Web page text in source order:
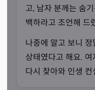
노력으로 갈고 닦은
선생님께서는 본격적
난 베테랑이십니다. 벽
고, 남자 분께는 숨
백하라고 조언해 드
나중에 알고 보니
상태였다고 해요.
다시 찾아와 인생